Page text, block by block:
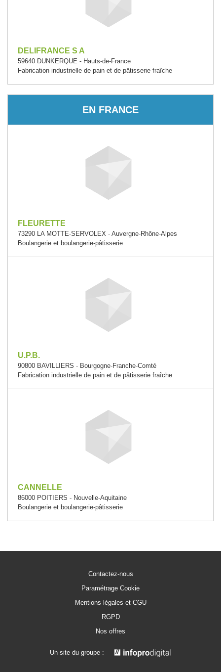
DELIFRANCE S A
59640 DUNKERQUE - Hauts-de-France
Fabrication industrielle de pain et de pâtisserie fraîche
EN FRANCE
FLEURETTE
73290 LA MOTTE-SERVOLEX - Auvergne-Rhône-Alpes
Boulangerie et boulangerie-pâtisserie
U.P.B.
90800 BAVILLIERS - Bourgogne-Franche-Comté
Fabrication industrielle de pain et de pâtisserie fraîche
CANNELLE
86000 POITIERS - Nouvelle-Aquitaine
Boulangerie et boulangerie-pâtisserie
Contactez-nous
Paramétrage Cookie
Mentions légales et CGU
RGPD
Nos offres
Un site du groupe :